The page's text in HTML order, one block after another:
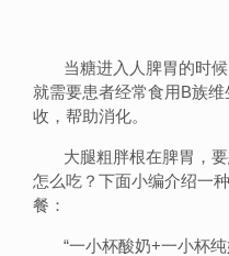
当糖进入人脾胃的时候
就需要患者经常食用B族
收，帮助消化。
大腿粗胖根在脾胃，要
怎么吃？下面小编介绍一
餐：
“一小杯酸奶+一小杯纯